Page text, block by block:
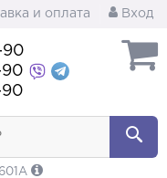
и оплата Вход
90
90
90